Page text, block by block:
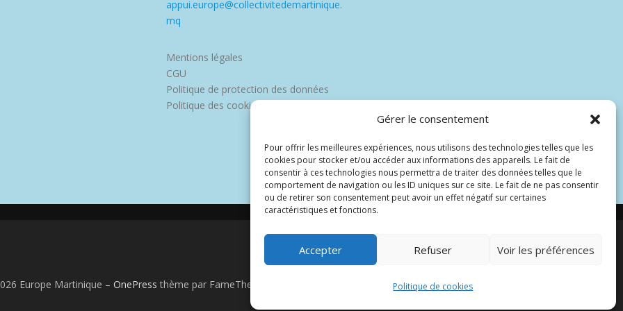
Gérer le consentement
Pour offrir les meilleures expériences, nous utilisons des technologies telles que les
cookies pour stocker et/ou accéder aux informations des appareils. Le fait de
consentir à ces technologies nous permettra de traiter des données telles que le
comportement de navigation ou les ID uniques sur ce site. Le fait de ne pas consentir
ou de retirer son consentement peut avoir un effet négatif sur certaines
caractéristiques et fonctions.
Accepter Refuser Voir les préférences
Politique de cookies
appui.europe@collectivitedemartinique.
mq
Mentions légales
CGU
Politique de protection des données
Politique des cookies
Europe Martinique – OnePress thème par FameThemes. Traduit par Wp Trads.